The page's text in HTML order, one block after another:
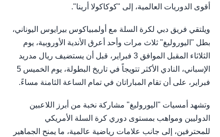
أقوى الدوريات العالمية، إلى "كوكاكولا أرينا".
ويلتقي فريق دبي لكرة السلة مع أولمبياكوس بيرايوس اليوناني،
بطل "اليوروليغ" ثلاث مرات وأحد أعرق الأندية الأوروبية، يوم
الثلاثاء المقبل الموافق 3 فبراير، قبل أن يستضيف ريال مدريد
الإسباني، النادي الأكثر تتويجاً في تاريخ البطولة، يوم الخميس 5
فبراير، على أن تقام المباراتان في تمام الساعة الثامنة مساءً.
وتشهد أمسيات "اليوروليغ" مشاركة نخبة من أبرز اللاعبين
الدوليين ومواهب بمستوى دوري كرة السلة الأمريكي
للمحترفين، إلى جانب علامات رياضية عالمية، ما يمنح الجماهير